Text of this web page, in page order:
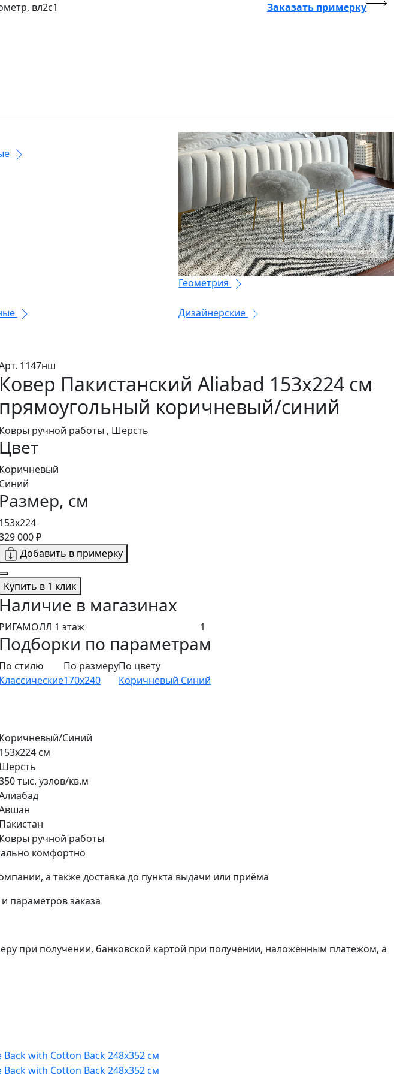
вл2с1
Заказать примерку
Геометрия
Дизайнерские
1147нш
Ковер Пакистанский Aliabad 153x224 см
прямоугольный коричневый/синий
Ковры ручной работы , Шерсть
Цвет
Коричневый
Синий
Размер, см
153x224
000 ₽
Добавить в примерку
Купить в 1 клик
Наличие в магазинах
РИГАМОЛЛ 1 этаж 1
Подборки по параметрам
По стилю
Классические
По размеру
170x240
По цвету
Коричневый Синий
Коричневый/Синий
153x224 см
Шерсть
тыс. узлов/кв.м
Пакистан
Ковры ручной работы
комфортно
а также доставка до пункта выдачи или приёма
параметров заказа
при получении, банковской картой при получении, наложенным платежом, а